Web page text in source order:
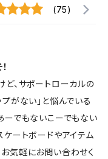
(75)
ど、サポートローカルの
がない」と悩んでいる
ーでもないこーでもない
ケートボードやアイテム
気軽にお問い合わせく